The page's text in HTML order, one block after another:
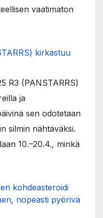
vaatimaton
kirkastuu
R3 (PANSTARRS)
ja
sen odotetaan
silmin nähtäväksi.
10.–20.4., minkä
kohdeasteroidi
nopeasti pyörivä